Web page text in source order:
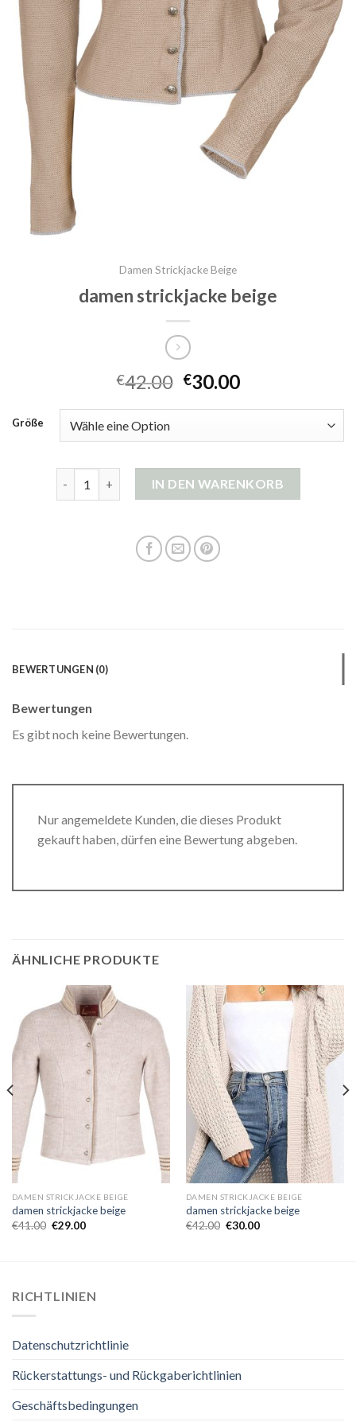
Damen Strickjacke Beige
damen strickjacke beige
€42.00 €30.00
Größe
damen strickjacke beige Menge
IN DEN WARENKORB
BEWERTUNGEN (0)
Bewertungen
Es gibt noch keine Bewertungen.
Nur angemeldete Kunden, die dieses Produkt
gekauft haben, dürfen eine Bewertung abgeben.
ÄHNLICHE PRODUKTE
DAMEN STRICKJACKE BEIGE
damen strickjacke beige
€41.00 €29.00
DAMEN STRICKJACKE BEIGE
damen strickjacke beige
€42.00 €30.00
RICHTLINIEN
Datenschutzrichtlinie
Rückerstattungs- und Rückgaberichtlinien
Geschäftsbedingungen